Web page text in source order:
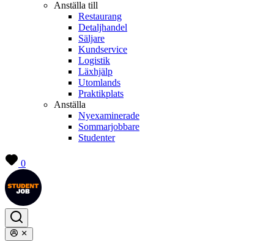
Anställa till
Restaurang
Detaljhandel
Säljare
Kundservice
Logistik
Läxhjälp
Utomlands
Praktikplats
Anställa
Nyexaminerade
Sommarjobbare
Studenter
0